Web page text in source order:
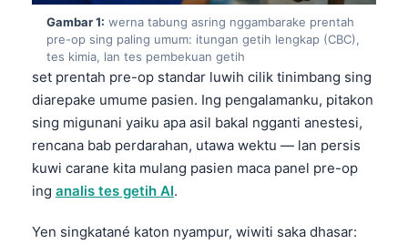
Gambar 1: werna tabung asring nggambarake prentah
pre-op sing paling umum: itungan getih lengkap (CBC),
tes kimia, lan tes pembekuan getih
set prentah pre-op standar luwih cilik tinimbang sing
diarepake umume pasien. Ing pengalamanku, pitakon
sing migunani yaiku apa asil bakal ngganti anestesi,
rencana bab perdarahan, utawa wektu — lan persis
kuwi carane kita mulang pasien maca panel pre-op
ing analis tes getih AI.
Yen singkatané katon nyampur, wiwiti saka dhasar: